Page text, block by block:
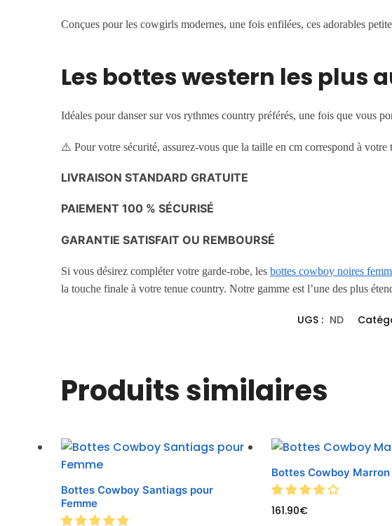
Conçues pour les cowgirls modernes, une fois enfilées, ces adorables
Les bottes western les plus
Idéales pour danser sur vos rythmes country préférés, une fois que vous
⚠️Pour votre sécurité, assurez-vous que la taille en cm correspond à votre
LIVRAISON STANDARD GRATUITE
PAIEMENT 100 % SÉCURISÉ
GARANTIE SATISFAIT OU REMBOURSÉ
Si vous désirez compléter votre garde-robe, lesbottes cowboy noires
la touche finale à votre tenue country. Notre gamme est l’une des plus
UGS : ND
Produits similaires
Bottes Cowboy Santiags pour
Femme
Bottes Cowboy Marron
161.90€